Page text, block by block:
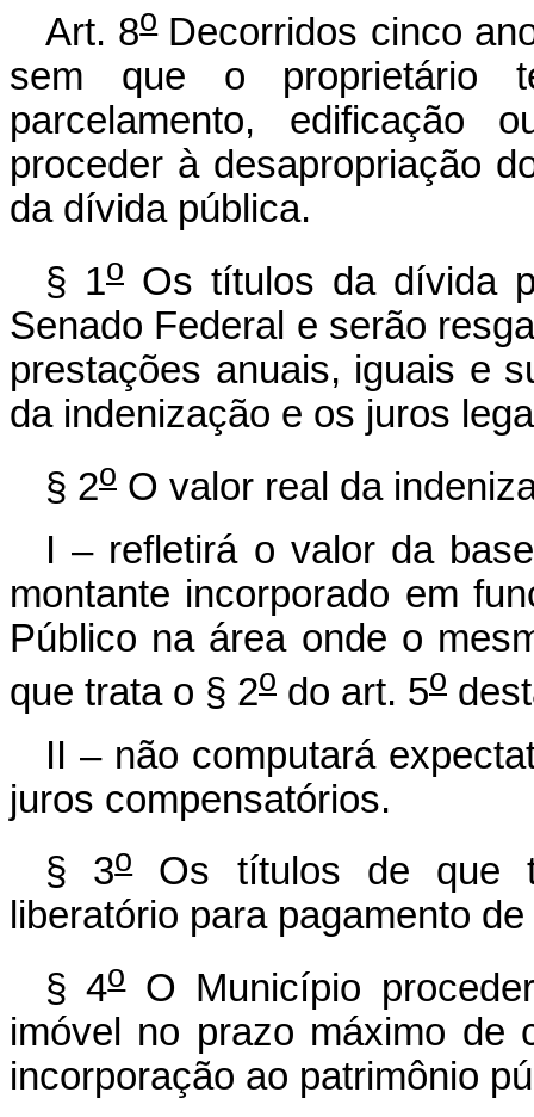
Art. 8o Decorridos cinco
sem que o proprietário
parcelamento, edificação
proceder à desapropriação
da dívida pública.
§ 1o Os títulos da dívida
Senado Federal e serão
prestações anuais, iguais e
da indenização e os juros
§ 2o O valor real da
I – refletirá o valor da
montante incorporado em
Público na área onde o
que trata o § 2o do art. 5o
II – não computará
juros compensatórios.
§ 3oOs títulos de que
liberatório para pagamento
§ 4oO Município
imóvel no prazo máximo de
incorporação ao patrimônio